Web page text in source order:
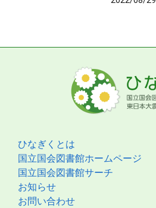
ひなぎくとは
国立国会図書館ホームページ
国立国会図書館サーチ
お知らせ
お問い合わせ